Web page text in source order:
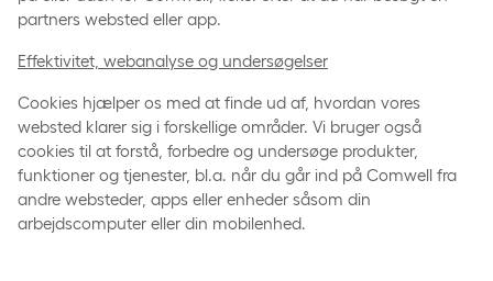
partners websted eller app.
Effektivitet, webanalyse og undersøgelser
Cookies hjælper os med at finde ud af, hvordan vores
websted klarer sig i forskellige områder. Vi bruger også
cookies til at forstå, forbedre og undersøge produkter,
funktioner og tjenester, bl.a. når du går ind på Comwell fra
andre websteder, apps eller enheder såsom din
arbejdscomputer eller din mobilenhed.